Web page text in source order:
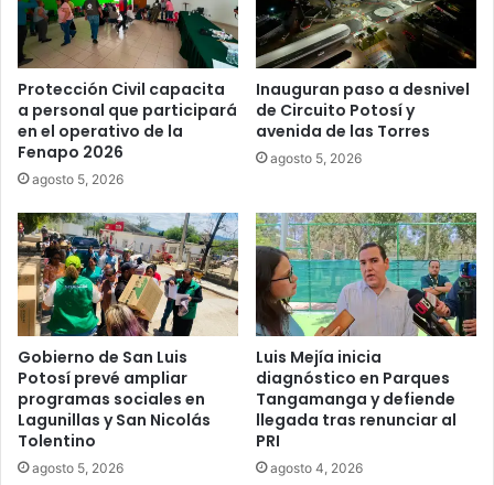
Protección Civil capacita
a personal que participará
en el operativo de la
Fenapo 2026
agosto 5, 2026
Inauguran paso a desnivel
de Circuito Potosí y
avenida de las Torres
agosto 5, 2026
Gobierno de San Luis
Potosí prevé ampliar
programas sociales en
Lagunillas y San Nicolás
Tolentino
agosto 5, 2026
Luis Mejía inicia
diagnóstico en Parques
Tangamanga y defiende
llegada tras renunciar al
PRI
agosto 4, 2026